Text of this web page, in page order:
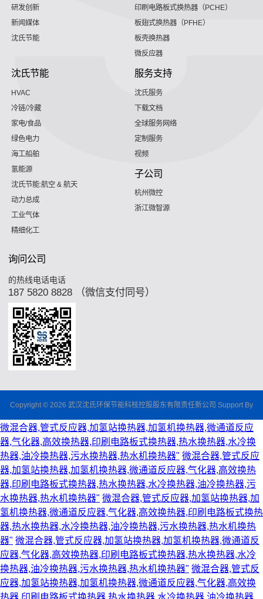
研发创新
新闻媒体
沈氏节能
印刷电路板式换热器（PCHE）
板翅式换热器（PFHE）
板壳换热器
微反应器
沈氏节能
HVAC
冷链/冷藏
家电/食品
绿色电力
海工船舶
氢能源
沈氏节能:航空 & 航天
动力总成
工业气体
精细化工
服务支持
沈氏服务
下载文档
全球服务网络
定制服务
视频
子公司
杭州微控
浙江微智源
询问公司
的热线电话电话
187 5820 8828 （微信支付同号）
Copyright © 2026 武汉沈氏环保节能科枝控股股东有限责任新公司 Support By
微混合器,管式反应器,加氢站换热器,加氢机换热器,微通道反应
器,气化器,高效换热器,印刷电路板式换热器,热水换热器,水冷换
热器,油冷换热器,污水换热器,热水机换热器" 微混合器,管式反应
器,加氢站换热器,加氢机换热器,微通道反应器,气化器,高效换热
器,印刷电路板式换热器,热水换热器,水冷换热器,油冷换热器,污
水换热器,热水机换热器" 微混合器,管式反应器,加氢站换热器,加
氢机换热器,微通道反应器,气化器,高效换热器,印刷电路板式换热
器,热水换热器,水冷换热器,油冷换热器,污水换热器,热水机换热
器" 微混合器,管式反应器,加氢站换热器,加氢机换热器,微通道反
应器,气化器,高效换热器,印刷电路板式换热器,热水换热器,水冷
换热器,油冷换热器,污水换热器,热水机换热器" 微混合器,管式反
应器,加氢站换热器,加氢机换热器,微通道反应器,气化器,高效换
热器,印刷电路板式换热器,热水换热器,水冷换热器,油冷换热器,